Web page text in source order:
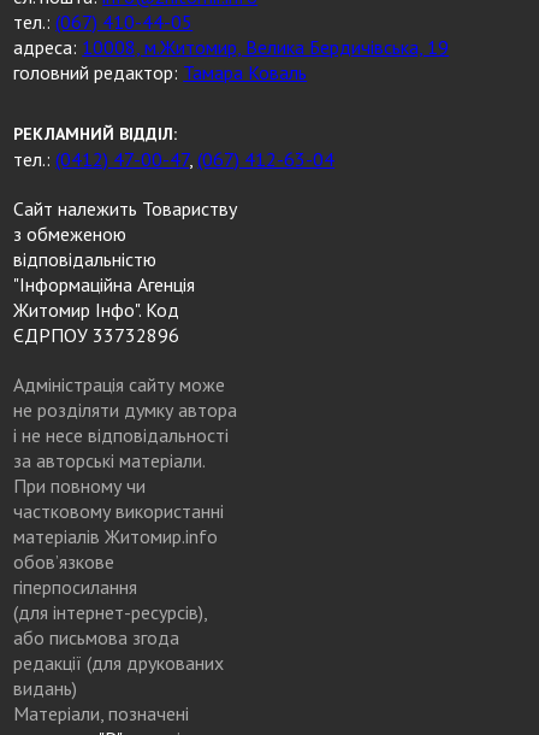
тел.:(067) 410-44-05
адреса: 10008, м.Житомир, Велика Бердичівська, 19
головний редактор: Тамара Коваль
РЕКЛАМНИЙ ВІДДІЛ:
тел.:(0412) 47-00-47,(067) 412-63-04
Сайт належить Товариству
з обмеженою
відповідальністю
"Інформаційна Агенція
Житомир Інфо". Код
ЄДРПОУ 33732896
Адміністрація сайту може
не розділяти думку автора
і не несе відповідальності
за авторські матеріали.
При повному чи
частковому використанні
матеріалів Житомир.info
обов’язкове
гіперпосилання
(для інтернет-ресурсів),
або письмова згода
редакції (для друкованих
видань)
Матеріали, позначені